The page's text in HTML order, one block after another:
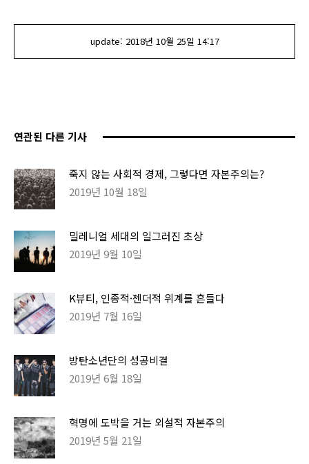
update: 2018년 10월 25일 14:17
연관된 다른 기사
죽지 않는 사회적 경제, 그렇다면 자본주의는?
2019년 10월 18일
밀레니얼 세대의 일그러진 초상
2019년 9월 10일
K뷰티, 인종적·젠더적 위계를 흔들다
2019년 7월 16일
방탄소년단의 성공비결
2019년 6월 18일
혁명에 도박을 거는 외설적 자본주의
2019년 5월 21일